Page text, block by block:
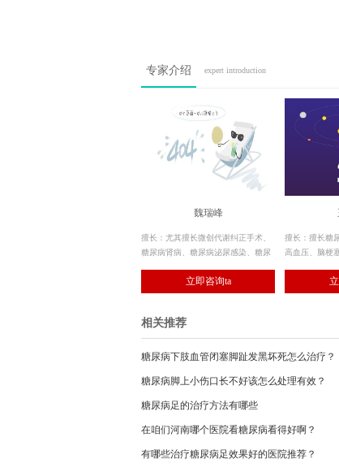
专家介绍 expert introduction
魏瑞峰
擅长：尤其擅长微创代谢纠正手术、
糖尿病肾病、糖尿病泌尿感染、糖尿
立即咨询ta
擅长：擅长糖
高血压、脑梗
抢救方面积累
相关推荐
糖尿病下肢血管闭塞脚趾发黑坏死怎么治疗？
糖尿病脚上小伤口长不好该怎么处理有效？
糖尿病足的治疗方法有哪些
在咱们河南哪个医院看糖尿病看得好啊？
有哪些治疗糖尿病足效果好的医院推荐？